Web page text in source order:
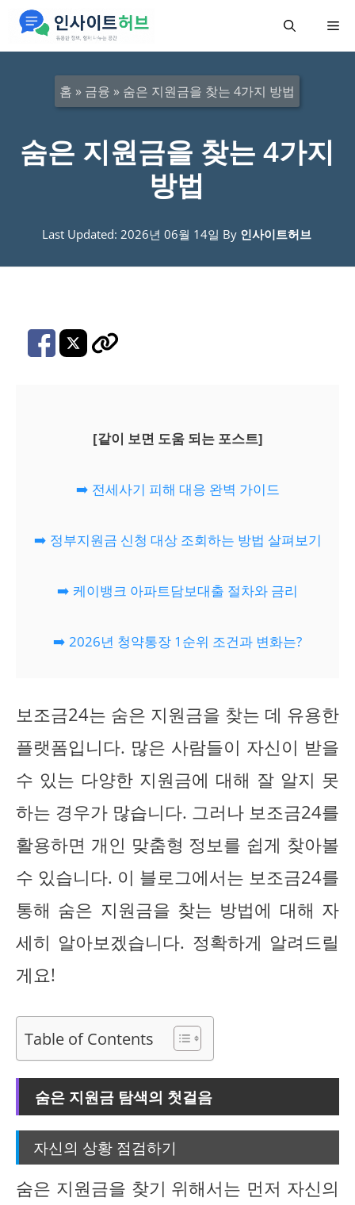
메
홈 » 금융 » 숨은 지원금을 찾는 4가지 방법
숨은 지원금을 찾는 4가지
방법
Last Updated: 2026년 06월 14일 By 인사이트허브
[같이 보면 도움 되는 포스트]
➡️ 전세사기 피해 대응 완벽 가이드
➡️ 정부지원금 신청 대상 조회하는 방법 살펴보기
➡️ 케이뱅크 아파트담보대출 절차와 금리
➡️ 2026년 청약통장 1순위 조건과 변화는?
보조금24는 숨은 지원금을 찾는 데 유용한
플랫폼입니다. 많은 사람들이 자신이 받을
수 있는 다양한 지원금에 대해 잘 알지 못
하는 경우가 많습니다. 그러나 보조금24를
활용하면 개인 맞춤형 정보를 쉽게 찾아볼
수 있습니다. 이 블로그에서는 보조금24를
통해 숨은 지원금을 찾는 방법에 대해 자
세히 알아보겠습니다. 정확하게 알려드릴
게요!
Table of Contents
숨은 지원금 탐색의 첫걸음
자신의 상황 점검하기
숨은 지원금을 찾기 위해서는 먼저 자신의